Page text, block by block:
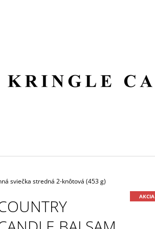
sviečka stredná 2-knôtová (453 g)
AKCIA
HERMANOS APOTHECARY